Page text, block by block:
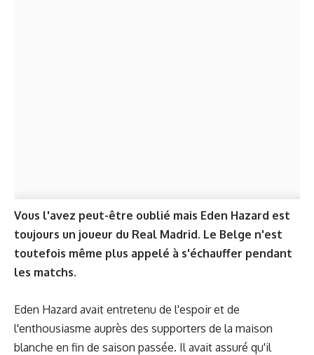
Vous l'avez peut-être oublié mais Eden Hazard est
toujours un joueur du Real Madrid. Le Belge n'est
toutefois même plus appelé à s'échauffer pendant
les matchs.
Eden Hazard avait entretenu de l'espoir et de
l'enthousiasme auprès des supporters de la maison
blanche en fin de saison passée. Il avait assuré qu'il